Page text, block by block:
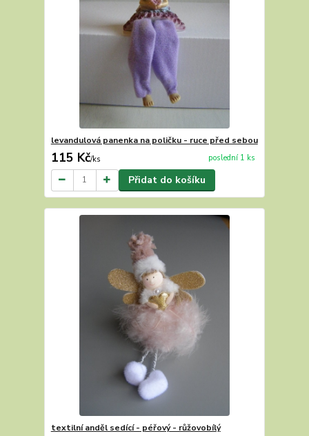
levandulová panenka na poličku - ruce před sebou
115 Kč/ks poslední 1 ks
Přidat do košíku
textilní anděl sedící - péřový - růžovobílý